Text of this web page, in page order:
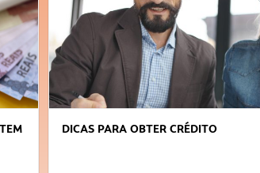
DICAS PARA OBTER CRÉDITO